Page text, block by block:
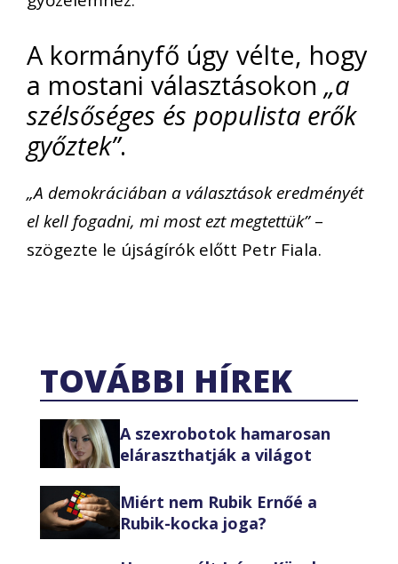
A kormányfő úgy vélte, hogy
a mostani választásokon „a
szélsőséges és populista erők
győztek”.
„A demokráciában a választások eredményét
el kell fogadni, mi most ezt megtettük”–
szögezte le újságírók előtt Petr Fiala.
TOVÁBBI HÍREK
A szexrobotok hamarosan
eláraszthatják a világot
Miért nem Rubik Ernőé a
Rubik-kocka joga?